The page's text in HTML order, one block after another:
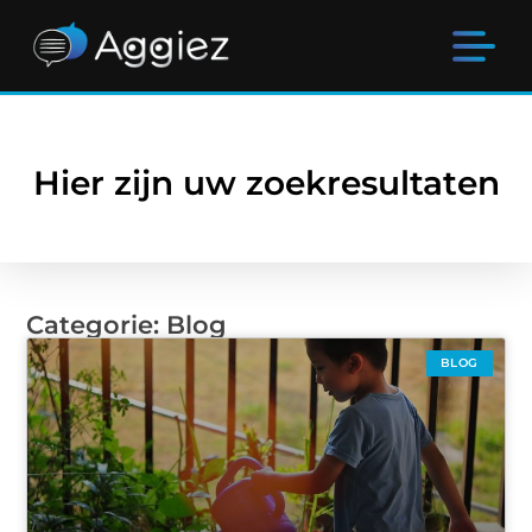
Hier zijn uw zoekresultaten
Categorie: Blog
BLOG